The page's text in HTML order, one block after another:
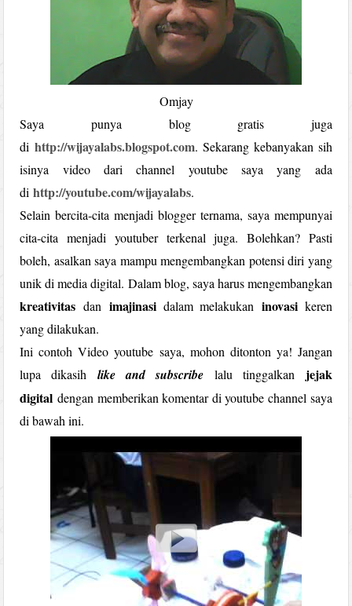
Omjay
Saya punya blog gratis juga
dihttp://wijayalabs.blogspot.com. Sekarang kebanyakan sih
isinya video dari channel youtube saya yang ada
dihttp://youtube.com/wijayalabs.
Selain bercita-cita menjadi blogger ternama, saya mempunyai
cita-cita menjadi youtuber terkenal juga. Bolehkan? Pasti
boleh, asalkan saya mampu mengembangkan potensi diri yang
unik di media digital. Dalam blog, saya harus mengembangkan
kreativitas dan imajinasi dalam melakukan inovasikeren
yang dilakukan.
Ini contoh Video youtube saya, mohon ditonton ya! Jangan
lupa dikasihlike and subscribelalu tinggalkan jejak
digitaldengan memberikan komentar di youtube channel saya
di bawah ini.